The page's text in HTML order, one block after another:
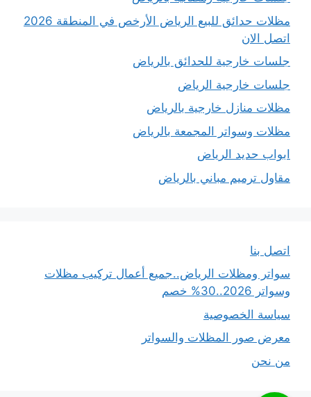
مظلات حدائق للبيع الرياض الأرخص في المنطقة 2026
اتصل الان
جلسات خارجية للحدائق بالرياض
جلسات خارجية الرياض
مظلات منازل خارجية بالرياض
مظلات وسواتر المجمعة بالرياض
ابواب حديد الرياض
مقاول ترميم مباني بالرياض
اتصل بنا
سواتر ومظلات الرياض..جميع أعمال تركيب مظلات
وسواتر 2026..30% خصم
سياسة الخصوصية
معرض صور المظلات والسواتر
من نحن